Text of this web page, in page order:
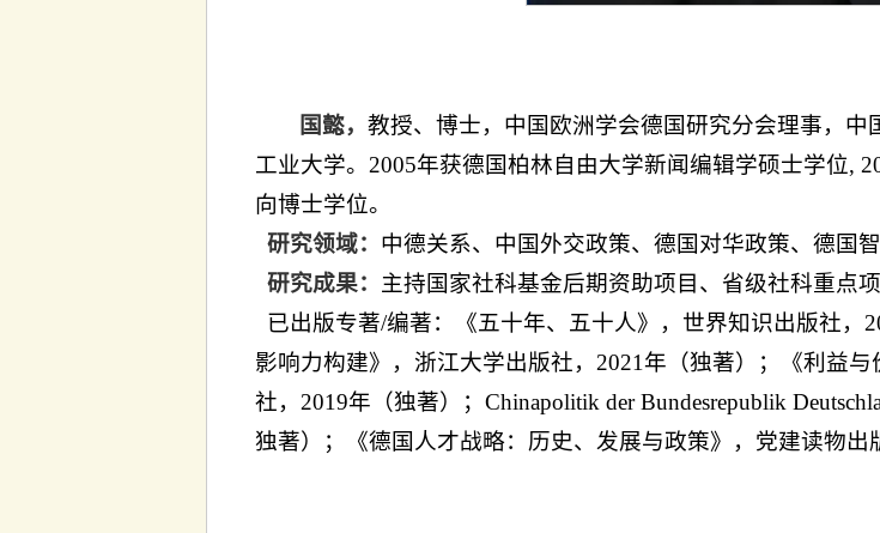
国懿，教授、博士，中国欧洲学会德国研究分会理事，中
工业大学。 2005年获德国柏林自由大学新闻编辑学硕士学位,
向博士学位。
研究领域： 中德关系、中国外交政策、德国对华政策、德国
研究成果： 主持国家社科基金后期资助项目、省级社科重点
已出版专著/编著：《五十年、五十人》，世界知识出版社，
影响力构建》，浙江大学出版社，2021年（独著）；《利益
社，2019年（独著）；Chinapolitik der Bundesrepublik
独著）；《德国人才战略：历史、发展与政策》，党建读物出